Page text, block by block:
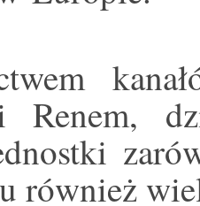
Renem,
również